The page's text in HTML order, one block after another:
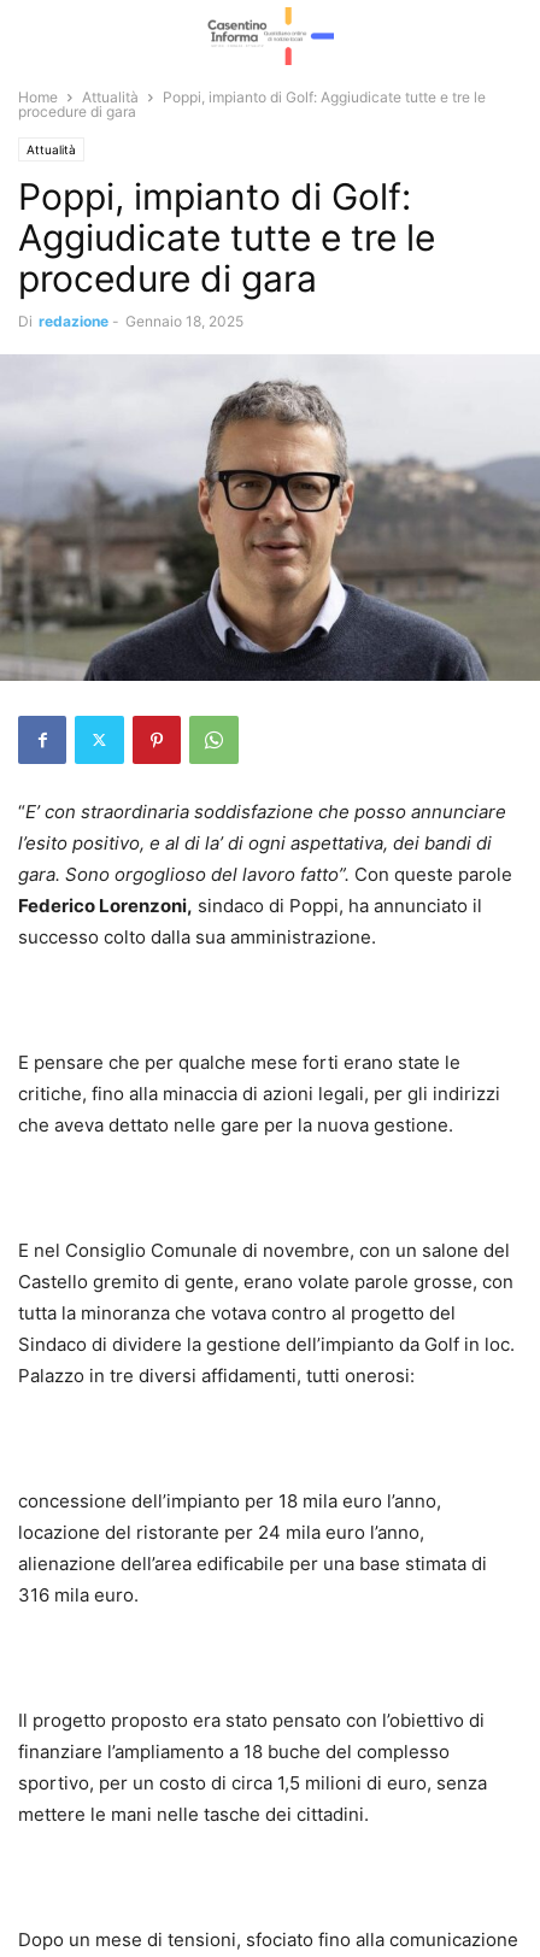
Home Attualità
Poppi, impianto di Golf: Aggiudicate tutte e tre le
procedure di gara
Attualità
Poppi, impianto di Golf:
Aggiudicate tutte e tre le
procedure di gara
Di redazione - Gennaio 18, 2025
“E’ con straordinaria soddisfazione che posso annunciare
l’esito positivo, e al di la’ di ogni aspettativa, dei bandi di
gara. Sono orgoglioso del lavoro fatto”. Con queste parole
Federico Lorenzoni, sindaco di Poppi, ha annunciato il
successo colto dalla sua amministrazione.
E pensare che per qualche mese forti erano state le
critiche, fino alla minaccia di azioni legali, per gli indirizzi
che aveva dettato nelle gare per la nuova gestione.
E nel Consiglio Comunale di novembre, con un salone del
Castello gremito di gente, erano volate parole grosse, con
tutta la minoranza che votava contro al progetto del
Sindaco di dividere la gestione dell’impianto da Golf in loc.
Palazzo in tre diversi affidamenti, tutti onerosi:
concessione dell’impianto per 18 mila euro l’anno,
locazione del ristorante per 24 mila euro l’anno,
alienazione dell’area edificabile per una base stimata di
316 mila euro.
Il progetto proposto era stato pensato con l’obiettivo di
finanziare l’ampliamento a 18 buche del complesso
sportivo, per un costo di circa 1,5 milioni di euro, senza
mettere le mani nelle tasche dei cittadini.
Dopo un mese di tensioni, sfociato fino alla comunicazione